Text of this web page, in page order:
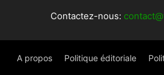
Contactez-nous:
A propos Politique éditoriale